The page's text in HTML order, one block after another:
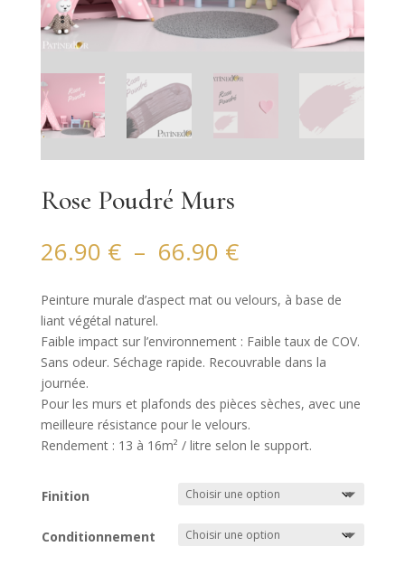
Rose Poudré Murs
26.90 € – 66.90 €Plage
de
prix :
26.90 €
à
66.90 €
Peinture murale d’aspect mat ou velours, à base de
liant végétal naturel.
Faible impact sur l’environnement : Faible taux de COV.
Sans odeur. Séchage rapide. Recouvrable dans la
journée.
Pour les murs et plafonds des pièces sèches, avec une
meilleure résistance pour le velours.
Rendement : 13 à 16m² / litre selon le support.
Finition
Conditionnement